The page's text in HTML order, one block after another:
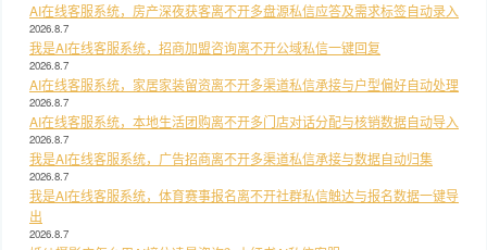
AI在线客服系统，房产深夜获客离不开多盘源私信应答及需求标签自动录入
2026.8.7
我是AI在线客服系统，招商加盟咨询离不开公域私信一键回复
2026.8.7
AI在线客服系统，家居家装留资离不开多渠道私信承接与户型偏好自动处理
2026.8.7
AI在线客服系统，本地生活团购离不开多门店对话分配与核销数据自动导入
2026.8.7
我是AI在线客服系统，广告招商离不开多渠道私信承接与数据自动归集
2026.8.7
我是AI在线客服系统，体育赛事报名离不开社群私信触达与报名数据一键导
出
2026.8.7